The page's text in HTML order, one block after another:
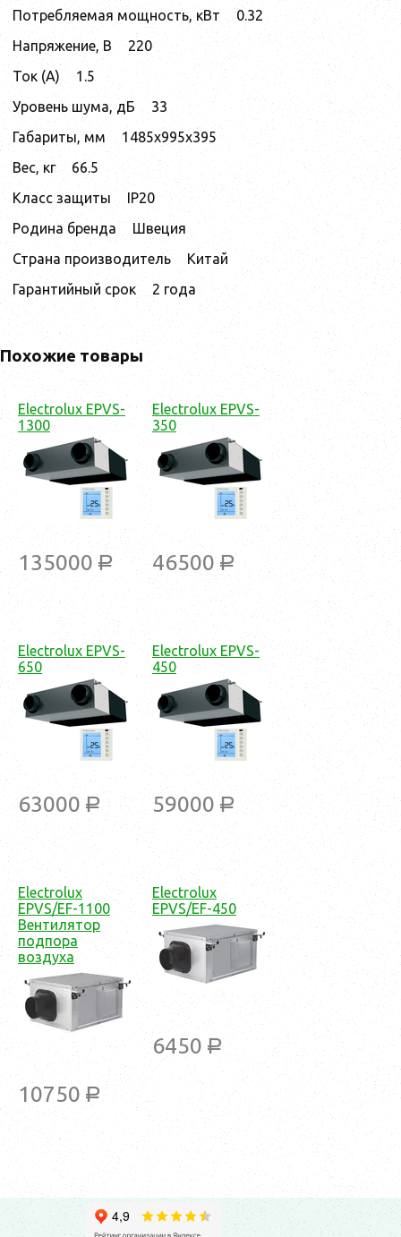
Потребляемая мощность, кВт
0.32
Напряжение, В
220
Ток (А)
1.5
Уровень шума, дБ
33
Габариты, мм
1485х995х395
Вес, кг
66.5
Класс защиты
IP20
Родина бренда
Швеция
Страна производитель
Китай
Гарантийный срок
2 года
Похожие товары
Electrolux EPVS-
1300
135000 a
Electrolux EPVS-
350
46500 a
Electrolux EPVS-
650
63000 a
Electrolux EPVS-
450
59000 a
Electrolux
EPVS/EF-1100
Вентилятор
подпора
воздуха
10750 a
Electrolux
EPVS/EF-450
6450 a